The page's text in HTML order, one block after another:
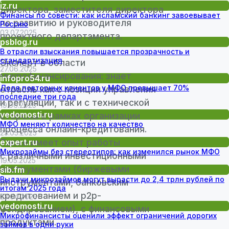
iz.ru
Финансы по совести: как исламский банкинг завоевывает
Россию
03.07.2025
psblog.ru
В отрасли взыскания повышается прозрачность и
стандартизация
27.06.2025
infopro54.ru
Доля повторных клиентов у МФО превышает 70%
последние три года
19.06.2025
vedomosti.ru
МФО меняют количество на качество
23.05.2025
expert.ru
Микрозаймы без стереотипов: как изменился рынок МФО
19.05.2025
sib.fm
Выдачи микрозаймов могут вырасти до 2,4 трлн рублей по
итогам 2025 года
23.04.2025
vedomosti.ru
Микрофинансисты оценили эффект ограничений дорогих
займов в одни руки